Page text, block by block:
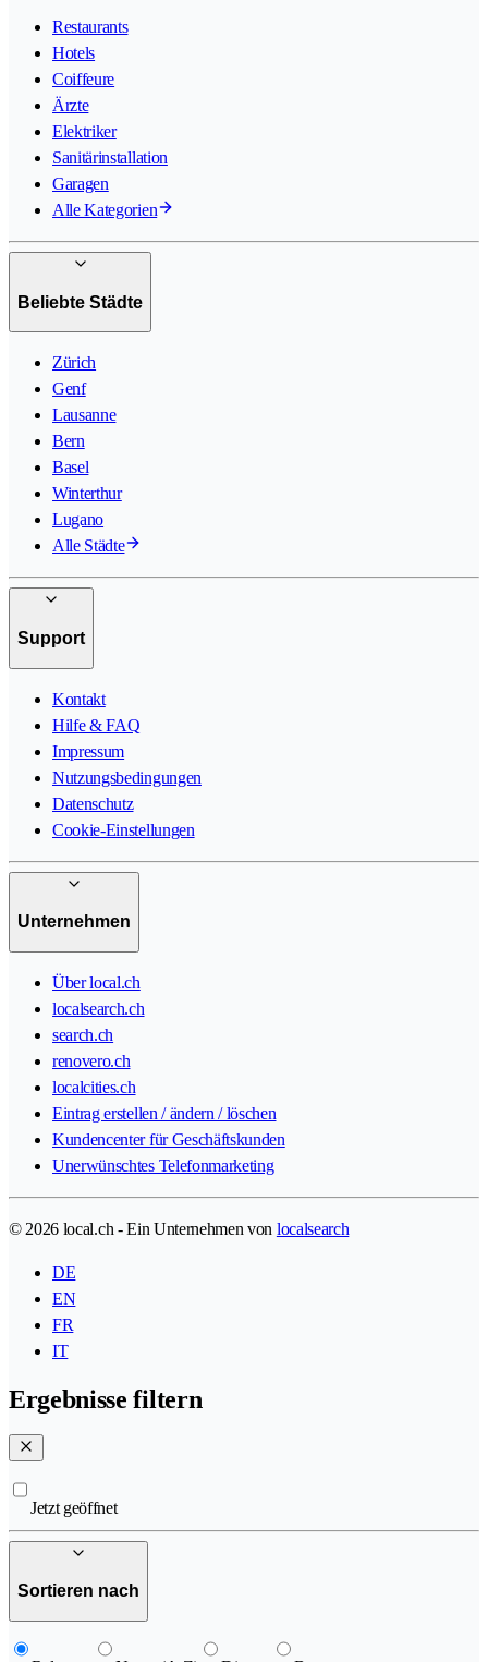
Restaurants
Hotels
Coiffeure
Ärzte
Elektriker
Sanitärinstallation
Garagen
Alle Kategorien
Beliebte Städte
Zürich
Genf
Lausanne
Bern
Basel
Winterthur
Lugano
Alle Städte
Support
Kontakt
Hilfe & FAQ
Impressum
Nutzungsbedingungen
Datenschutz
Cookie-Einstellungen
Unternehmen
Über local.ch
localsearch.ch
search.ch
renovero.ch
localcities.ch
Eintrag erstellen / ändern / löschen
Kundencenter für Geschäftskunden
Unerwünschtes Telefonmarketing
© 2026 local.ch - Ein Unternehmen von localsearch
DE
EN
FR
IT
Ergebnisse filtern
Jetzt geöffnet
Sortieren nach